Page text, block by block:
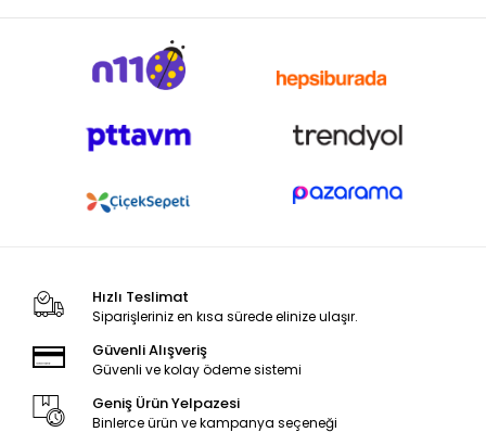
Hızlı Teslimat
Siparişleriniz en kısa sürede elinize ulaşır.
Güvenli Alışveriş
Güvenli ve kolay ödeme sistemi
Geniş Ürün Yelpazesi
Binlerce ürün ve kampanya seçeneği